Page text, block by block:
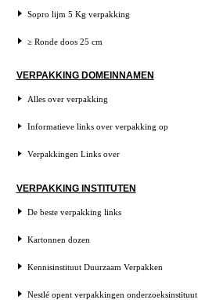
Sopro lijm 5 Kg verpakking
≥ Ronde doos 25 cm
VERPAKKING DOMEINNAMEN
Alles over verpakking
Informatieve links over verpakking op
Verpakkingen Links over
VERPAKKING INSTITUTEN
De beste verpakking links
Kartonnen dozen
Kennisinstituut Duurzaam Verpakken
Nestlé opent verpakkingen onderzoeksinstituut